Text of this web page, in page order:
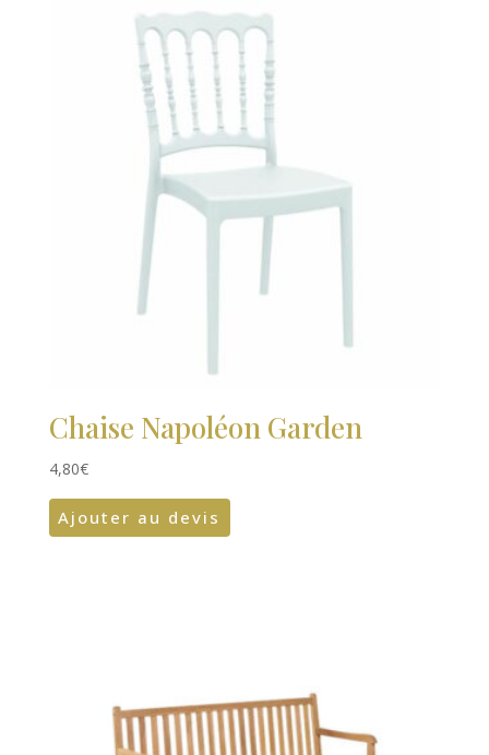
Chaise Napoléon Garden
4,80€
Ajouter au devis